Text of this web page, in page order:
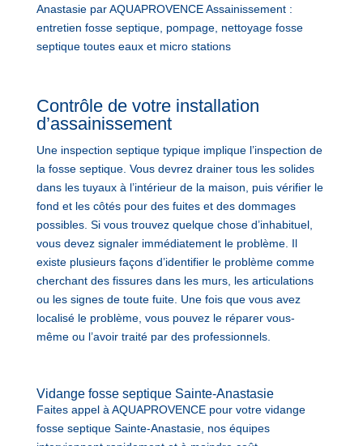
Anastasie par AQUAPROVENCE Assainissement :
entretien fosse septique, pompage, nettoyage fosse
septique toutes eaux et micro stations
Contrôle de votre installation
d’assainissement
Une inspection septique typique implique l’inspection de
la fosse septique. Vous devrez drainer tous les solides
dans les tuyaux à l’intérieur de la maison, puis vérifier le
fond et les côtés pour des fuites et des dommages
possibles. Si vous trouvez quelque chose d’inhabituel,
vous devez signaler immédiatement le problème. Il
existe plusieurs façons d’identifier le problème comme
cherchant des fissures dans les murs, les articulations
ou les signes de toute fuite. Une fois que vous avez
localisé le problème, vous pouvez le réparer vous-
même ou l’avoir traité par des professionnels.
Vidange fosse septique Sainte-Anastasie
Faites appel à AQUAPROVENCE pour votre vidange
fosse septique Sainte-Anastasie, nos équipes